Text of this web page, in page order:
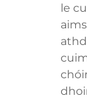
le